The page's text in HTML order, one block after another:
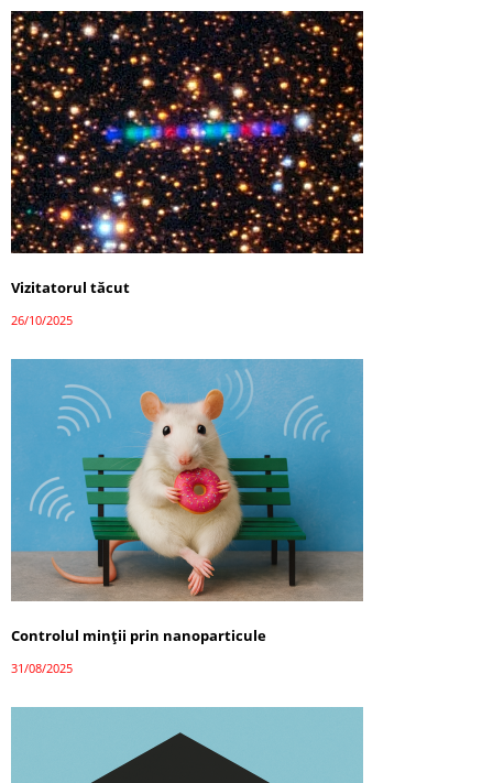
Vizitatorul tăcut
26/10/2025
Controlul minții prin nanoparticule
31/08/2025